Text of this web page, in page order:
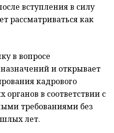
вступления в силу
рассматриваться как
в вопросе
и открывает
кадрового
органов в соответствии с
требованиями без
лет.